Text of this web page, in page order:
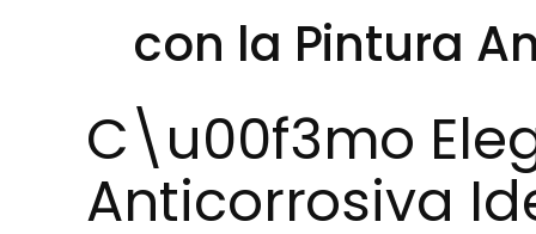
con la Pintura
C\u00f3mo
Anticorrosiva